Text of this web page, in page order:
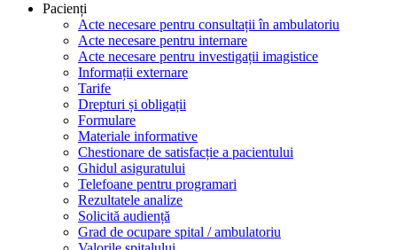
Pacienți
Acte necesare pentru consultații în ambulatoriu
Acte necesare pentru internare
Acte necesare pentru investigații imagistice
Informații externare
Tarife
Drepturi și obligații
Formulare
Materiale informative
Chestionare de satisfacție a pacientului
Ghidul asiguratului
Telefoane pentru programari
Rezultatele analize
Solicită audiență
Grad de ocupare spital / ambulatoriu